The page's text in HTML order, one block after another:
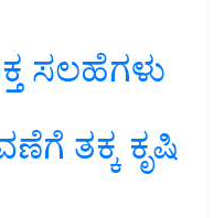
ಸಲಹೆಗಳು
ತಕ್ಕ ಕೃಷಿ